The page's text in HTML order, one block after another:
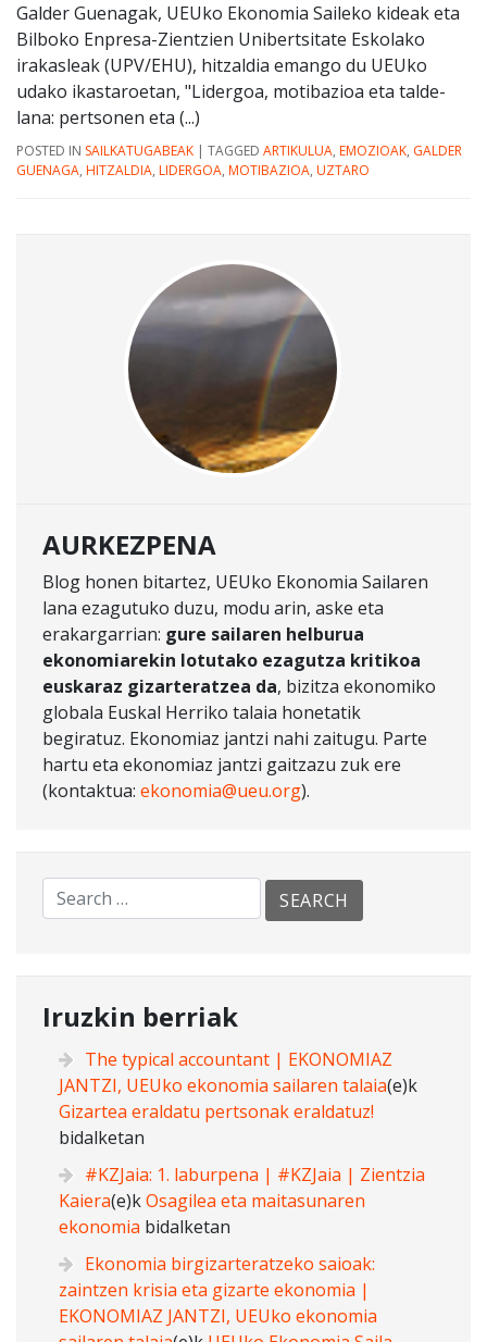
Galder Guenagak, UEUko Ekonomia Saileko kideak eta
Bilboko Enpresa-Zientzien Unibertsitate Eskolako
irakasleak (UPV/EHU), hitzaldia emango du UEUko
udako ikastaroetan, "Lidergoa, motibazioa eta talde-
lana: pertsonen eta (...)
POSTED IN SAILKATUGABEAK | TAGGED ARTIKULUA, EMOZIOAK, GALDER
GUENAGA, HITZALDIA, LIDERGOA, MOTIBAZIOA, UZTARO
AURKEZPENA
Blog honen bitartez, UEUko Ekonomia Sailaren
lana ezagutuko duzu, modu arin, aske eta
erakargarrian: gure sailaren helburua
ekonomiarekin lotutako ezagutza kritikoa
euskaraz gizarteratzea da, bizitza ekonomiko
globala Euskal Herriko talaia honetatik
begiratuz. Ekonomiaz jantzi nahi zaitugu. Parte
hartu eta ekonomiaz jantzi gaitzazu zuk ere
(kontaktua: ekonomia@ueu.org).
Iruzkin berriak
The typical accountant | EKONOMIAZ
JANTZI, UEUko ekonomia sailaren talaia(e)k
Gizartea eraldatu pertsonak eraldatuz!
bidalketan
#KZJaia: 1. laburpena | #KZJaia | Zientzia
Kaiera(e)kOsagilea eta maitasunaren
ekonomia bidalketan
Ekonomia birgizarteratzeko saioak:
zaintzen krisia eta gizarte ekonomia |
EKONOMIAZ JANTZI, UEUko ekonomia